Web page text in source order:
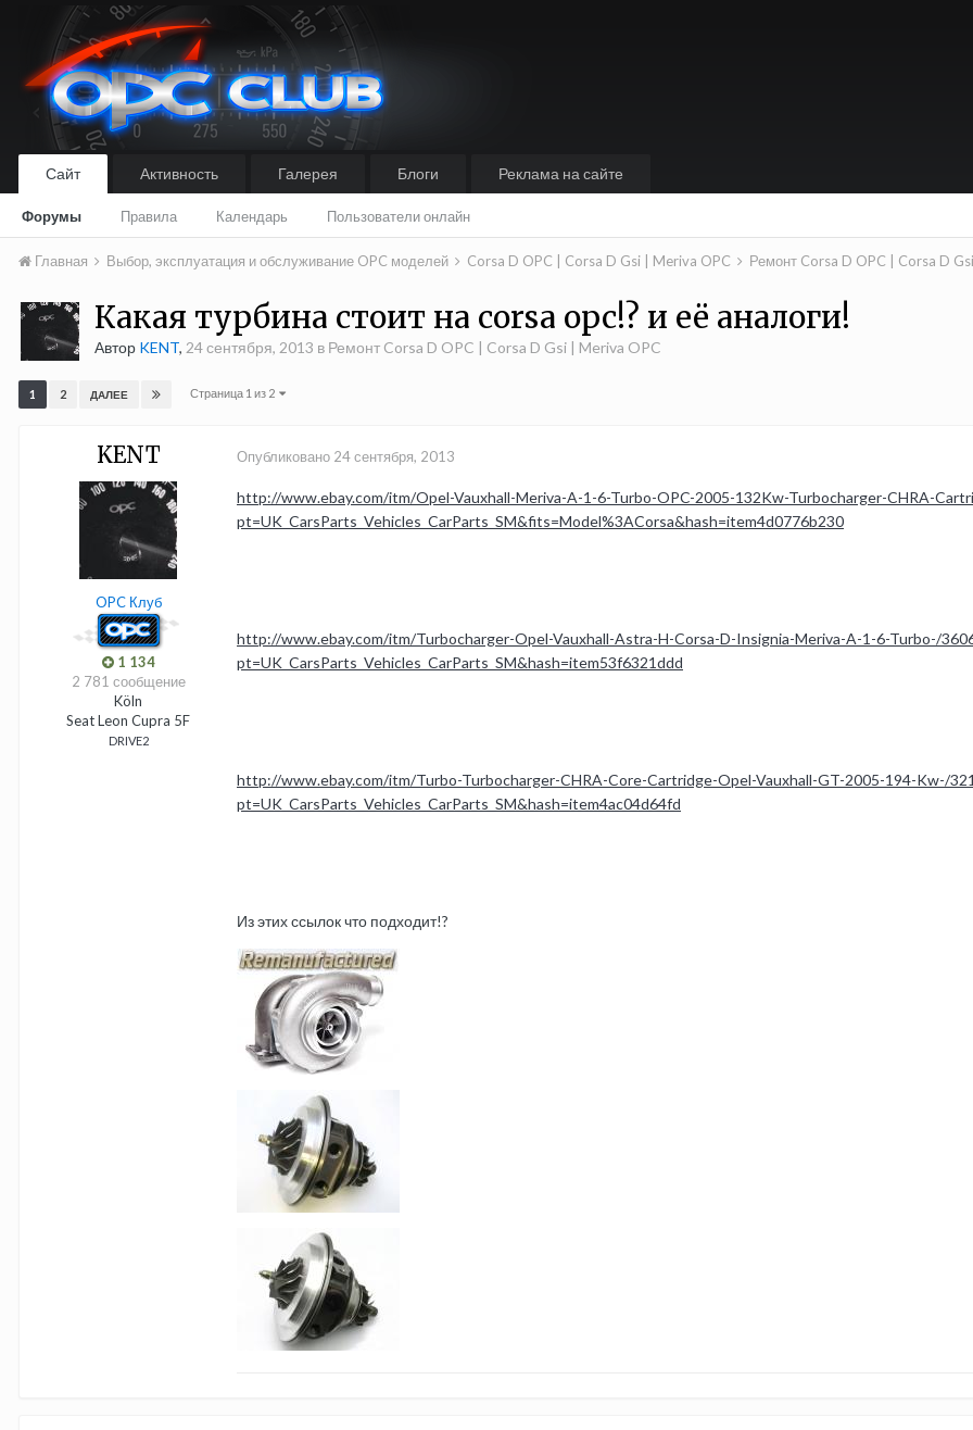
Сайт
Форумы Правила Календарь Пользователи онлайн
Активность Галерея Блоги Реклама на сайте
Главная Выбор, эксплуатация и обслуживание OPC моделей Corsa D OPC | Corsa D Gsi | Meriva OPC Ремонт Corsa D OPC | Corsa D
Какая турбина стоит на corsa opc!? и её аналоги!
Автор KENT, 24 сентября, 2013 в Ремонт Corsa D OPC | Corsa D Gsi | Meriva OPC
1 2 ДАЛЕЕ Страница 1 из 2
KENT
OPC Клуб
1 134
2 781 сообщение
Köln
Seat Leon Cupra 5F
DRIVE2
Опубликовано 24 сентября, 2013
http://www.ebay.com/itm/Opel-Vauxhall-Meriva-A-1-6-Turbo-OPC-2005-132Kw-Turbocharger-CHRA-
pt=UK_CarsParts_Vehicles_CarParts_SM&fits=Model%3ACorsa&hash=item4d0776b230
http://www.ebay.com/itm/Turbocharger-Opel-Vauxhall-Astra-H-Corsa-D-Insignia-Meriva-A-1-6-Turbo-/
pt=UK_CarsParts_Vehicles_CarParts_SM&hash=item53f6321ddd
http://www.ebay.com/itm/Turbo-Turbocharger-CHRA-Core-Cartridge-Opel-Vauxhall-GT-2005-194-Kw-/
pt=UK_CarsParts_Vehicles_CarParts_SM&hash=item4ac04d64fd
Из этих ссылок что подходит!?